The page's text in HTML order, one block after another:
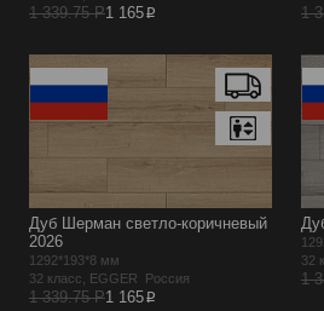
1 339.75 Р1 165p 1
Дуб Шерман светло-коричневый
2026
1292*193*8 мм
32 класс, EGGER Россия
1 339.75 Р1 165p
32
1